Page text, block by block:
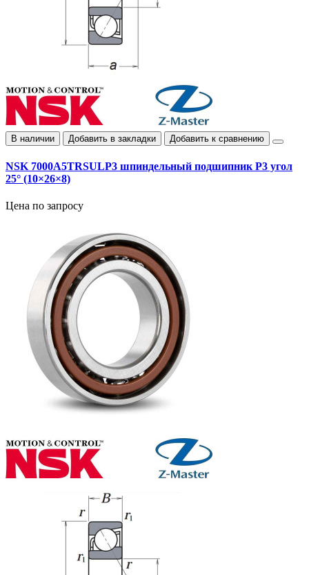
В наличии Добавить в закладки Добавить к сравнению
NSK 7000A5TRSULP3 шпиндельный подшипник P3 угол
25° (10×26×8)
Цена по запросу